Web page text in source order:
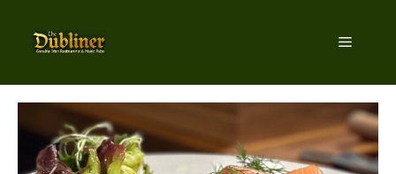
indhold
Menu